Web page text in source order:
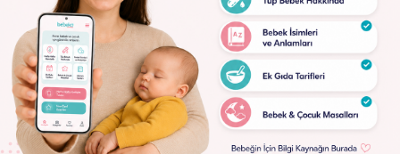
Ipsum
Dolor
Lorem
Ipsum
Dolor
Kişilerarası olan farklardan ziyade kişilerin ilişkiden
beklentileri önem taşıyor. Amaç, mutlu olmak ise
birbirinizden ne denli farklı olduğunuzun bir önemi yok
aslında. Aşk bir yolunu buluyor diyoruz ya, tam da öyle.
Fakat asıl sorun birbirine benzemek isteyen çiftler de
ortaya çıkıyor. Güzel giden bir evlilikte eşlerden sadece
birisinin emeği olduğunda tehlike sinyalleri çalıyor. Bunun
kötü yanı eşlerin önlerinde ki engelden haberlerinin